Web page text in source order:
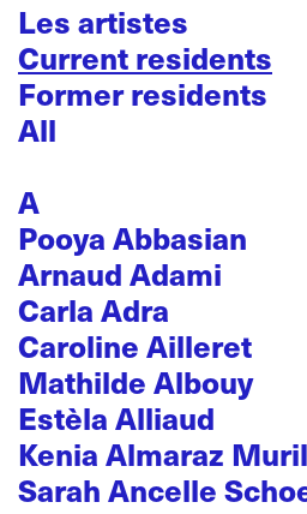
Les artistes
Current residents
Former residents
All
A
Pooya Abbasian
Arnaud Adami
Carla Adra
Caroline Ailleret
Mathilde Albouy
Estèla Alliaud
Kenia Almaraz
Sarah Ancelle